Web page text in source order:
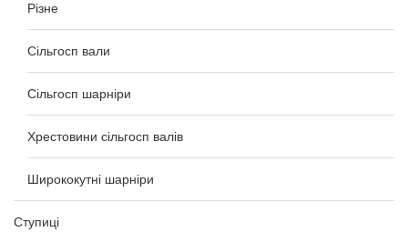
Різне
Сільгосп вали
Сільгосп шарніри
Хрестовини сільгосп валів
Ширококутні шарніри
Ступиці